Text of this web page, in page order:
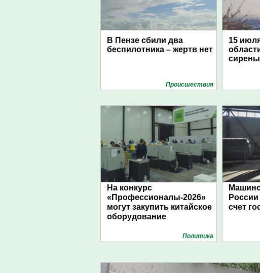
В Пензе сбили два
беспилотника – жертв нет
Проиcшествия
15
На конкурс
«Профессионалы-2026»
могут закупить китайское
оборудование
Политика
счет